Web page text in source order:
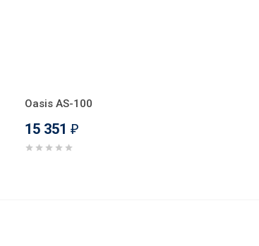
Oasis AS-100
15 351 ₽